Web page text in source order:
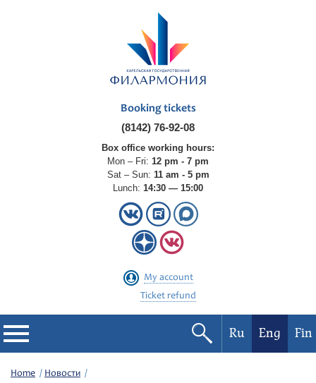
Booking tickets
(8142) 76-92-08
Box office working hours:
Mon – Fri: 12 pm - 7 pm
Sat – Sun: 11 am - 5 pm
Lunch: 14:30 — 15:00
My account
Ticket refund
Philharmonic
Ru Eng Fin
Home Новости